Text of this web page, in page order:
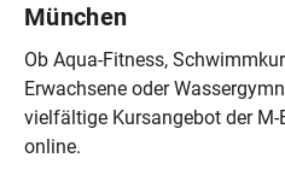
München
Ob Aqua-Fitness,
Erwachsene oder
vielfältige Kursangebot der
online.